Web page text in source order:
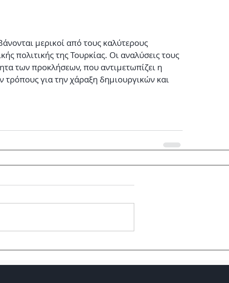
μερικοί από τους καλύτερους
πολιτικής της Τουρκίας. Οι αναλύσεις τους
των προκλήσεων, που αντιμετωπίζει η
τρόπους για την χάραξη δημιουργικών και